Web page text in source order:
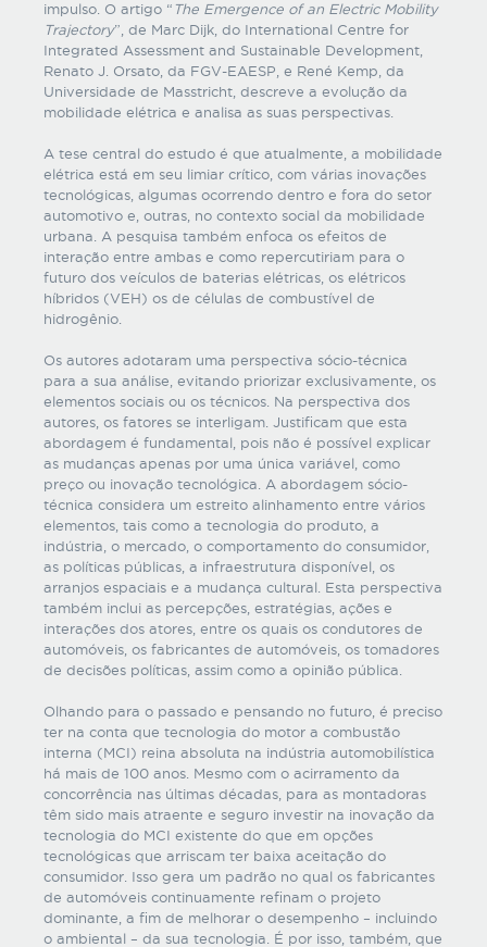
impulso. O artigo “ The Emergence of an Electric Mobility
Trajectory”, de Marc Dijk, do International Centre for
Integrated Assessment and Sustainable Development,
Renato J. Orsato, da FGV-EAESP, e René Kemp, da
Universidade de Masstricht, descreve a evolução da
mobilidade elétrica e analisa as suas perspectivas.
A tese central do estudo é que atualmente, a mobilidade
elétrica está em seu limiar crítico, com várias inovações
tecnológicas, algumas ocorrendo dentro e fora do setor
automotivo e, outras, no contexto social da mobilidade
urbana. A pesquisa também enfoca os efeitos de
interação entre ambas e como repercutiriam para o
futuro dos veículos de baterias elétricas, os elétricos
híbridos (VEH) os de células de combustível de
hidrogênio.
Os autores adotaram uma perspectiva sócio-técnica
para a sua análise, evitando priorizar exclusivamente, os
elementos sociais ou os técnicos. Na perspectiva dos
autores, os fatores se interligam. Justificam que esta
abordagem é fundamental, pois não é possível explicar
as mudanças apenas por uma única variável, como
preço ou inovação tecnológica. A abordagem sócio-
técnica considera um estreito alinhamento entre vários
elementos, tais como a tecnologia do produto, a
indústria, o mercado, o comportamento do consumidor,
as políticas públicas, a infraestrutura disponível, os
arranjos espaciais e a mudança cultural. Esta perspectiva
também inclui as percepções, estratégias, ações e
interações dos atores, entre os quais os condutores de
automóveis, os fabricantes de automóveis, os tomadores
de decisões políticas, assim como a opinião pública.
Olhando para o passado e pensando no futuro, é preciso
ter na conta que tecnologia do motor a combustão
interna (MCI) reina absoluta na indústria automobilística
há mais de 100 anos. Mesmo com o acirramento da
concorrência nas últimas décadas, para as montadoras
têm sido mais atraente e seguro investir na inovação da
tecnologia do MCI existente do que em opções
tecnológicas que arriscam ter baixa aceitação do
consumidor. Isso gera um padrão no qual os fabricantes
de automóveis continuamente refinam o projeto
dominante, a fim de melhorar o desempenho – incluindo
o ambiental – da sua tecnologia. É por isso, também, que